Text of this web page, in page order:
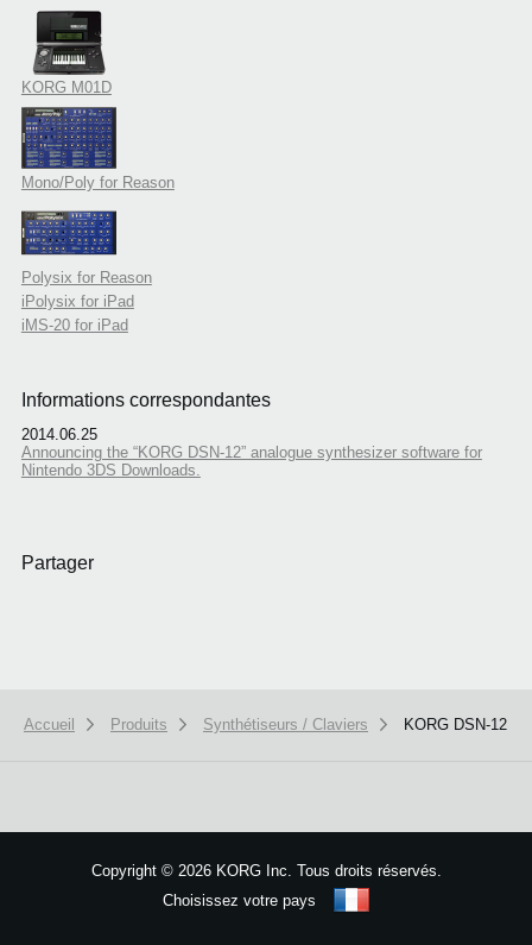
KORG M01D
Mono/Poly for Reason
Polysix for Reason
iPolysix for iPad
iMS-20 for iPad
Informations correspondantes
2014.06.25
Announcing the “KORG DSN-12” analogue synthesizer software for
Nintendo 3DS Downloads.
Partager
Accueil Produits Synthétiseurs / Claviers KORG DSN-12
Copyright ©2026 KORG Inc. Tous droits réservés.
Choisissez votre pays